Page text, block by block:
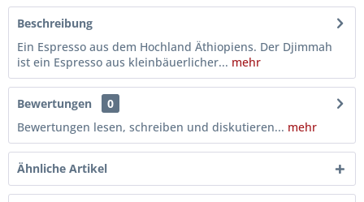
Beschreibung
Ein Espresso aus dem Hochland Äthiopiens. Der Djimmah
ist ein Espresso aus kleinbäuerlicher... mehr
Bewertungen
0
Bewertungen lesen, schreiben und diskutieren... mehr
Ähnliche Artikel